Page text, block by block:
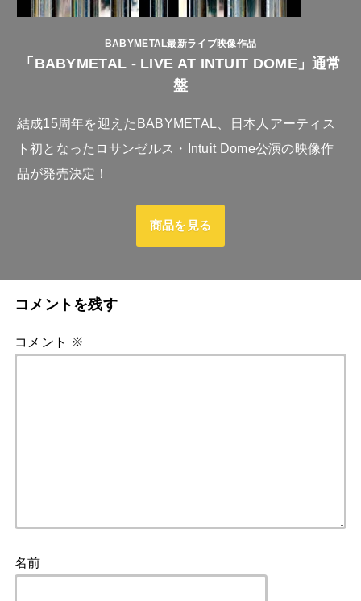
BABYMETAL最新ライブ映像作品
「BABYMETAL - LIVE AT INTUIT DOME」通常
盤
結成15周年を迎えたBABYMETAL、日本人アーティス
ト初となったロサンゼルス・Intuit Dome公演の映像作
品が発売決定！
商品を見る
コメントを残す
コメント ※
名前